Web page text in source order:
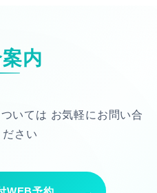
内
いては お気軽にお問い合
ださい